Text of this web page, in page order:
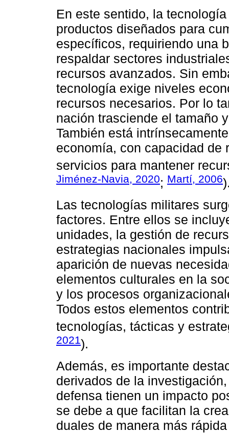
En este sentido, la
productos diseñados para
específicos, requiriendo una
respaldar sectores
recursos avanzados. Sin
tecnología exige niveles
recursos necesarios. Por lo
nación trasciende el tamaño
También está
economía, con capacidad de
servicios para mantener
Jiménez-Navia, 2020; Martí, 2006
Las tecnologías militares
factores. Entre ellos se
unidades, la gestión de
estrategias nacionales
aparición de nuevas
elementos culturales en la
y los procesos
Todos estos elementos
tecnologías, tácticas y
2021).
Además, es importante
derivados de la
defensa tienen un impacto
se debe a que facilitan la
duales de manera más